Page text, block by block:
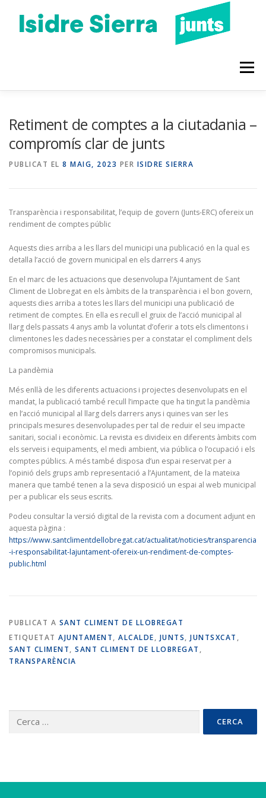
contingut
Menú
Retiment de comptes a la ciutadania –
compromís clar de junts
PUBLICAT EL 8 MAIG, 2023 PER ISIDRE SIERRA
Transparència i responsabilitat, l’equip de govern (Junts-ERC) ofereix un
rendiment de comptes públic
Aquests dies arriba a les llars del municipi una publicació en la qual es
detalla l’acció de govern municipal en els darrers 4 anys
En el marc de les actuacions que desenvolupa l’Ajuntament de Sant
Climent de Llobregat en els àmbits de la transparència i el bon govern,
aquests dies arriba a totes les llars del municipi una publicació de
retiment de comptes. En ella es recull el gruix de l’acció municipal al
llarg dels passats 4 anys amb la voluntat d’oferir a tots els climentons i
climentones les dades necessàries per a constatar el compliment dels
compromisos municipals.
La pandèmia
Més enllà de les diferents actuacions i projectes desenvolupats en el
mandat, la publicació també recull l’impacte que ha tingut la pandèmia
en l’acció municipal al llarg dels darrers anys i quines van ser les
principals mesures desenvolupades per tal de reduir el seu impacte
sanitari, social i econòmic. La revista es divideix en diferents àmbits com
els serveis i equipaments, el medi ambient, via pública o l’ocupació i els
comptes públics. A més també disposa d’un espai reservat per a
l’opinió dels grups amb representació a l’Ajuntament, de la mateixa
manera que també tenen a la seva disposició un espai al web municipal
per a publicar els seus escrits.
Podeu consultar la versió digital de la revista com a document adjunt en
aquesta pàgina :
https://www.santclimentdellobregat.cat/actualitat/noticies/transparencia
-i-responsabilitat-lajuntament-ofereix-un-rendiment-de-comptes-
public.html
PUBLICAT A SANT CLIMENT DE LLOBREGAT
ETIQUETAT AJUNTAMENT, ALCALDE, JUNTS, JUNTSXCAT ,
SANT CLIMENT, SANT CLIMENT DE LLOBREGAT ,
TRANSPARÈNCIA